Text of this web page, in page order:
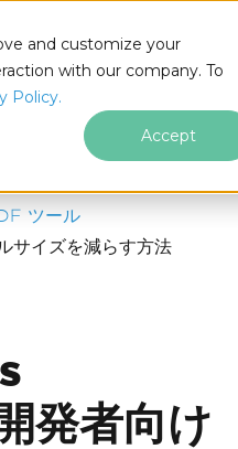
and customize your
with our company. To
Policy.
Accept
ツール
サイズを減らす方法
発者向け